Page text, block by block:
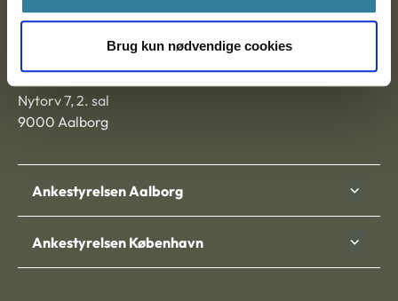
Brug kun nødvendige cookies
Ankestyrelsen
Nytorv 7, 2. sal
9000 Aalborg
Ankestyrelsen Aalborg
Ankestyrelsen København